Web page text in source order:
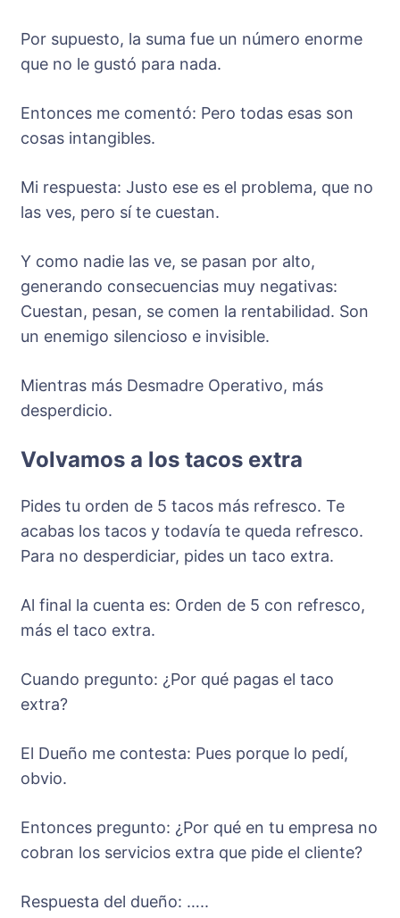
Por supuesto, la suma fue un número enorme
que no le gustó para nada.
Entonces me comentó: Pero todas esas son
cosas intangibles.
Mi respuesta: Justo ese es el problema, que no
las ves, pero sí te cuestan.
Y como nadie las ve, se pasan por alto,
generando consecuencias muy negativas:
Cuestan, pesan, se comen la rentabilidad. Son
un enemigo silencioso e invisible.
Mientras más Desmadre Operativo, más
desperdicio.
Volvamos a los tacos extra
Pides tu orden de 5 tacos más refresco. Te
acabas los tacos y todavía te queda refresco.
Para no desperdiciar, pides un taco extra.
Al final la cuenta es: Orden de 5 con refresco,
más el taco extra.
Cuando pregunto: ¿Por qué pagas el taco
extra?
El Dueño me contesta: Pues porque lo pedí,
obvio.
Entonces pregunto: ¿Por qué en tu empresa no
cobran los servicios extra que pide el cliente?
Respuesta del dueño: …..